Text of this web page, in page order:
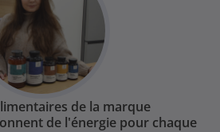
de la marque
de l'énergie pour chaque